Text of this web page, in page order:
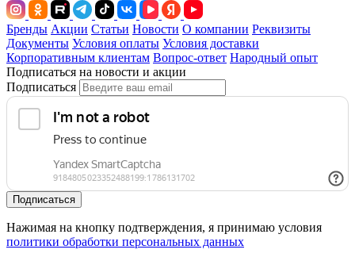
Бренды Акции Статьи Новости О компании Реквизиты
Документы Условия оплаты Условия доставки
Корпоративным клиентам Вопрос-ответ Народный опыт
Подписаться на новости и акции
Подписаться
Подписаться
Нажимая на кнопку подтверждения, я принимаю условия
политики обработки персональных данных